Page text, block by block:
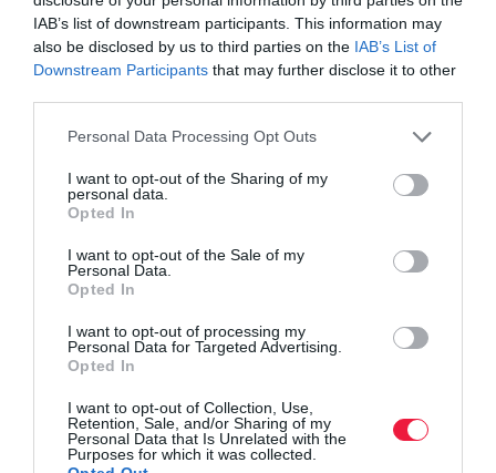
IAB’s list of downstream participants. This information may
also be disclosed by us to third parties on the IAB’s List of
Downstream Participants that may further disclose it to other
Please note that this website/app uses one or more Google
not limited to your visit or usage behaviour. You may click to
grant or deny consent to Google and its third-party tags to
use your data for below specified purposes in below Google
consent section.
Personal Data Processing Opt Outs
I want to opt-out of the Sharing of my
personal data.
Opted In
I want to opt-out of the Sale of my
Personal Data.
Opted In
I want to opt-out of processing my
Personal Data for Targeted Advertising.
Opted In
I want to opt-out of Collection, Use,
Retention, Sale, and/or Sharing of my
Personal Data that Is Unrelated with the
Purposes for which it was collected.